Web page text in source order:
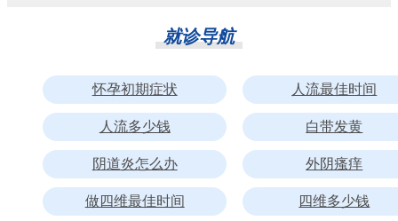
就诊导航
怀孕初期症状 人流最佳时间
人流多少钱 白带发黄
阴道炎怎么办 外阴瘙痒
做四维最佳时间 四维多少钱